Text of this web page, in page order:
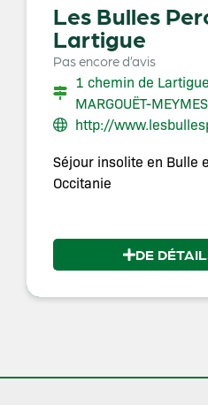
Les Bulles
Lartigue
Pas encore d’avis
1 chemin de
MARGOUËT-MEYMES
http://
Séjour insolite en Bulle
Occitanie
DE